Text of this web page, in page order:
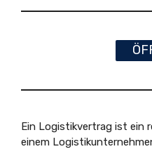
Ein Logistikvertrag ist ein
einem